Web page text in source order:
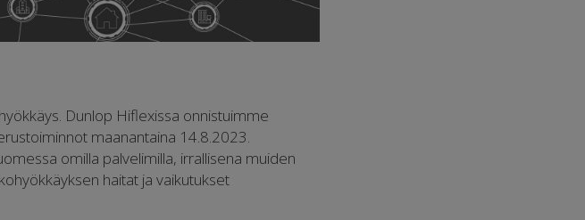
Dunlop Hiflexissa onnistuimme
maanantaina 14.8.2023.
omilla palvelimilla, irrallisena muiden
haitat ja vaikutukset